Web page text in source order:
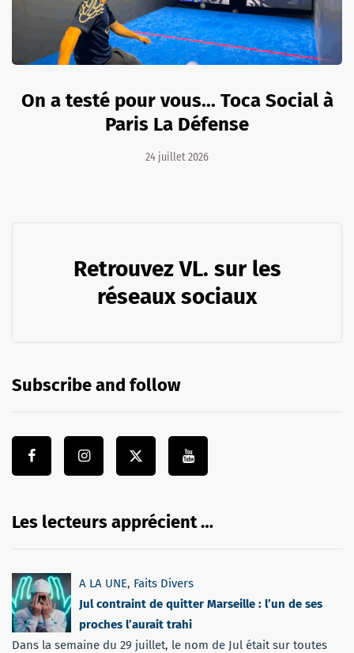
On a testé pour vous... Toca Social à
Paris La Défense
24 juillet 2026
Retrouvez VL. sur les
réseaux sociaux
Subscribe and follow
Les lecteurs apprécient …
A LA UNE, Faits Divers
Jul contraint de quitter Marseille : l’un de ses
proches l’aurait trahi
Dans la semaine du 29 juillet, le nom de Jul était sur toutes